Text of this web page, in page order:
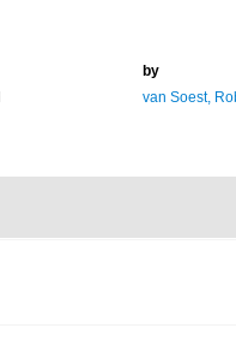
by
van Soest,